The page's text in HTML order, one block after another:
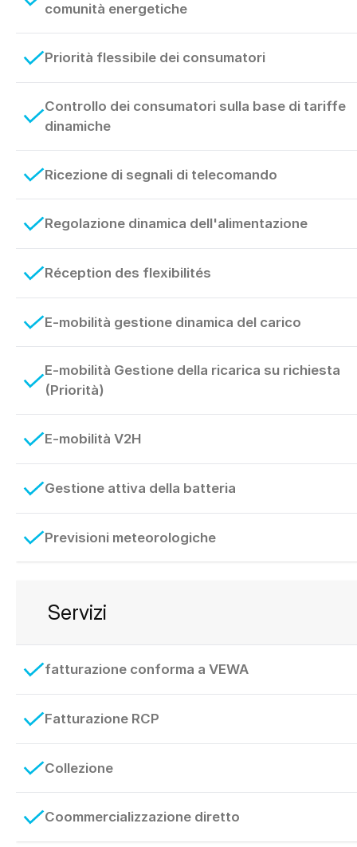
comunità energetiche
Priorità flessibile dei consumatori
Controllo dei consumatori sulla base di tariffe
dinamiche
Ricezione di segnali di telecomando
Regolazione dinamica dell'alimentazione
Réception des flexibilités
E-mobilità gestione dinamica del carico
E-mobilità Gestione della ricarica su richiesta
(Priorità)
E-mobilità V2H
Gestione attiva della batteria
Previsioni meteorologiche
Servizi
fatturazione conforma a VEWA
Fatturazione RCP
Collezione
Coommercializzazione diretto